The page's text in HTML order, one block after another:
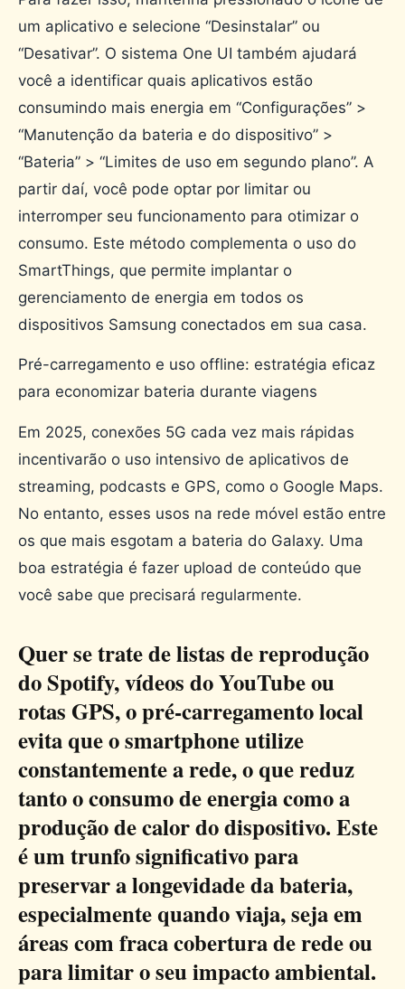
um aplicativo e selecione “Desinstalar” ou
“Desativar”. O sistema One UI também ajudará
você a identificar quais aplicativos estão
consumindo mais energia em “Configurações” >
“Manutenção da bateria e do dispositivo” >
“Bateria” > “Limites de uso em segundo plano”. A
partir daí, você pode optar por limitar ou
interromper seu funcionamento para otimizar o
consumo. Este método complementa o uso do
SmartThings, que permite implantar o
gerenciamento de energia em todos os
dispositivos Samsung conectados em sua casa.
Pré-carregamento e uso offline: estratégia eficaz
para economizar bateria durante viagens
Em 2025, conexões 5G cada vez mais rápidas
incentivarão o uso intensivo de aplicativos de
streaming, podcasts e GPS, como o Google Maps.
No entanto, esses usos na rede móvel estão entre
os que mais esgotam a bateria do Galaxy. Uma
boa estratégia é fazer upload de conteúdo que
você sabe que precisará regularmente.
Quer se trate de listas de reprodução
do Spotify, vídeos do YouTube ou
rotas GPS, o pré-carregamento local
evita que o smartphone utilize
constantemente a rede, o que reduz
tanto o consumo de energia como a
produção de calor do dispositivo. Este
é um trunfo significativo para
preservar a longevidade da bateria,
especialmente quando viaja, seja em
áreas com fraca cobertura de rede ou
para limitar o seu impacto ambiental.